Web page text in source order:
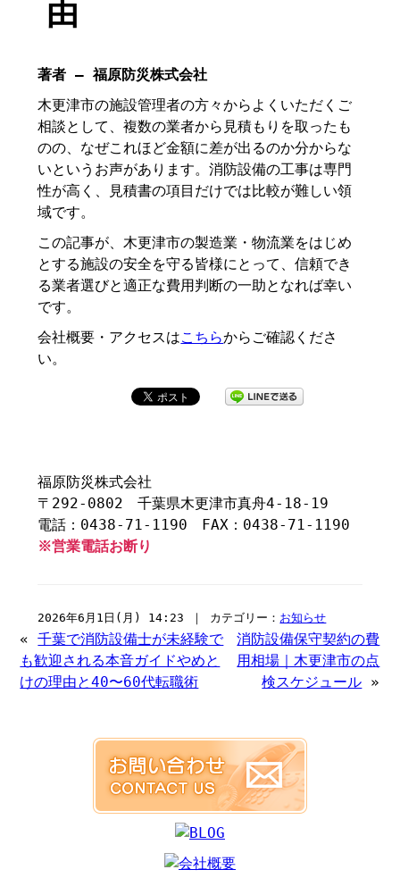
由
著者 – 福原防災株式会社
木更津市の施設管理者の方々からよくいただくご
相談として、複数の業者から見積もりを取ったも
のの、なぜこれほど金額に差が出るのか分からな
いというお声があります。消防設備の工事は専門
性が高く、見積書の項目だけでは比較が難しい領
域です。
この記事が、木更津市の製造業・物流業をはじめ
とする施設の安全を守る皆様にとって、信頼でき
る業者選びと適正な費用判断の一助となれば幸い
です。
会社概要・アクセスはこちらからご確認くださ
い。
福原防災株式会社
〒292-0802 千葉県木更津市真舟4-18-19
電話：0438-71-1190 FAX：0438-71-1190
※営業電話お断り
2026年6月1日(月) 14:23 ｜ カテゴリー： お知らせ
«千葉で消防設備士が未経験で
も歓迎される本音ガイドやめと
けの理由と40〜60代転職術
消防設備保守契約の費
用相場｜木更津市の点
検スケジュール »